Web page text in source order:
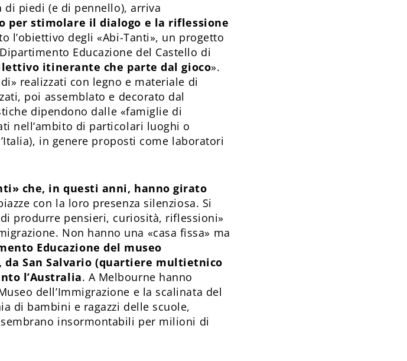
piedi (e di pennello), arriva
per stimolare il dialogo e la riflessione
l’obiettivo degli «Abi-Tanti», un progetto
Educazione del Castello di
itinerante che parte dal gioco».
realizzati con legno e materiale di
poi assemblato e decorato dal
dipendono dalle «famiglie di
nell’ambito di particolari luoghi o
in genere proposti come laboratori
che, in questi anni, hanno girato
con la loro presenza silenziosa. Si
produrre pensieri, curiosità, riflessioni»
Non hanno una «casa fissa» ma
Educazione del museo
San Salvario (quartiere multietnico
l’Australia. A Melbourne hanno
dell’Immigrazione e la scalinata del
di bambini e ragazzi delle scuole,
insormontabili per milioni di